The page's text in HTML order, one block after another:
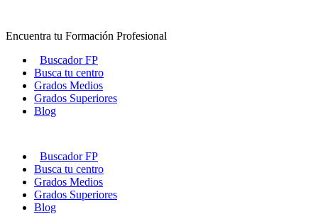
contenido
Encuentra tu Formación Profesional
Buscador FP
Busca tu centro
Grados Medios
Grados Superiores
Blog
Buscador FP
Busca tu centro
Grados Medios
Grados Superiores
Blog